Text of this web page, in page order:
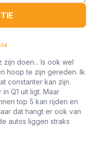
doen... Is ook wel
hoop te zijn gereden. Ik
constanter kan zijn.
Q1 uit ligt. Maar
top 5 kan rijden en
dat hangt er ook van
autos liggen straks